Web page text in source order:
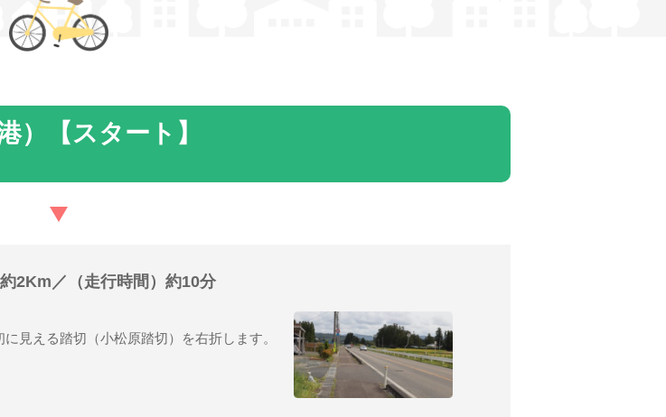
）【スタート】
約2Km／（走行時間）約10分
見える踏切（小松原踏切）を右折します。